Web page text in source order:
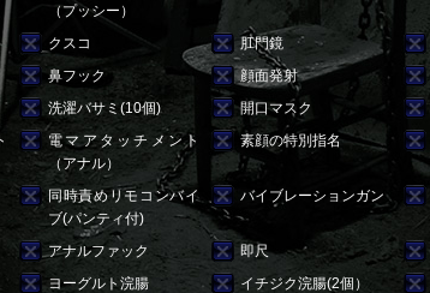
（プッシー）
クスコ 肛門鏡
鼻フック 顔面発射
洗濯バサミ(10個) 開口マスク
電マアタッチメント
（アナル）
素顔の特別指名
同時責めリモコンバイ
ブ(パンティ付)
バイブレーションガン
アナルファック 即尺
ヨーグルト浣腸 イチジク浣腸(2個）